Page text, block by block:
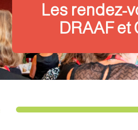
Les rendez-
DRAAF